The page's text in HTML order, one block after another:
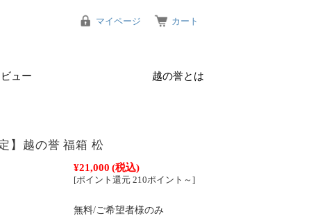
マイページ カート
ュー 越の誉とは
】越の誉 福箱 松
¥21,000 (税込)
[ポイント還元 210ポイント～]
無料/ご希望者様のみ